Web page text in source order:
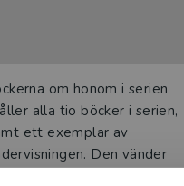
om honom i serien
alla tio böcker i serien,
ett exemplar av
Den vänder
och